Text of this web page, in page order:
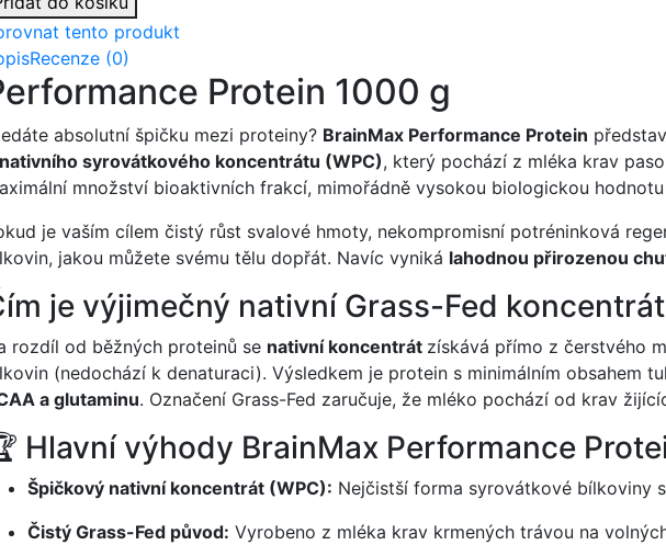
tento produkt
Recenze (0)
Protein 1000 g
absolutní špičku mezi proteiny? BrainMax Performance Protein
nativního syrovátkového koncentrátu (WPC), který pochází z mléka krav
množství bioaktivních frakcí, mimořádně vysokou biologickou
je vaším cílem čistý růst svalové hmoty, nekompromisní potréninková
jakou můžete svému tělu dopřát. Navíc vyniká lahodnou přirozenou
je výjimečný nativní Grass-Fed
rozdíl od běžných proteinů se nativní koncentrát získává přímo z čerstvého
(nedochází k denaturaci). Výsledkem je protein s minimálním obsahem
a glutaminu. Označení Grass-Fed zaručuje, že mléko pochází od krav
Hlavní výhody BrainMax Performance
Špičkový nativní koncentrát (WPC): Nejčistší forma syrovátkové bílkoviny
Čistý Grass-Fed původ: Vyrobeno z mléka krav krmených trávou na